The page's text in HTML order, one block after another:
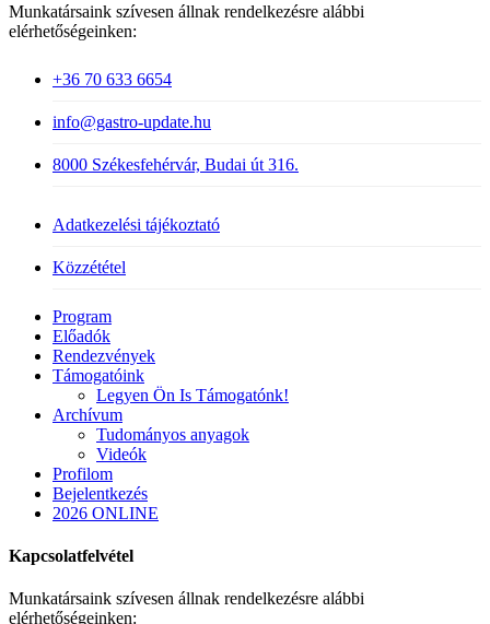
Munkatársaink szívesen állnak rendelkezésre alábbi
elérhetőségeinken:
+36 70 633 6654
info@gastro-update.hu
8000 Székesfehérvár, Budai út 316.
Adatkezelési tájékoztató
Közzététel
Close
Menu
Program
Előadók
Rendezvények
Támogatóink
Legyen Ön Is Támogatónk!
Archívum
Tudományos anyagok
Videók
Profilom
Bejelentkezés
2026 ONLINE
Kapcsolatfelvétel
Munkatársaink szívesen állnak rendelkezésre alábbi
elérhetőségeinken: